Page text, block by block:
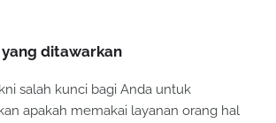
ditawarkan
salah kunci bagi Anda untuk
apakah memakai layanan orang hal